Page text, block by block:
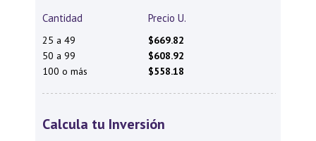
Cantidad Precio U.
25 a 49
$669.82
50 a 99
$608.92
100 o más
$558.18
Calcula tu Inversión